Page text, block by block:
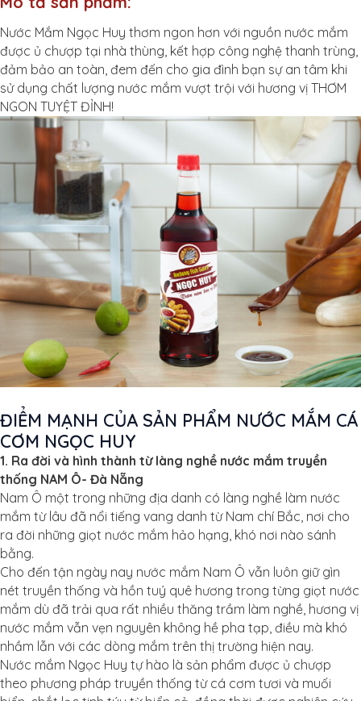
Nước Mắm Ngọc Huy thơm ngon hơn với nguồn nước mắm
được ủ chượp tại nhà thùng, kết hợp công nghệ thanh trùng,
đảm bảo an toàn, đem đến cho gia đình bạn sự an tâm khi
sử dụng chất lượng nước mắm vượt trội với hương vị THƠM
NGON TUYỆT ĐỈNH!
ĐIỂM MẠNH CỦA SẢN PHẨM NƯỚC MẮM CÁ
CƠM NGỌC HUY
1. Ra đời và hình thành từ làng nghề nước mắm truyền
thống NAM Ô- Đà Nẵng
Nam Ô một trong những địa danh có làng nghề làm nước
mắm từ lâu đã nổi tiếng vang danh từ Nam chí Bắc, nơi cho
ra đời những giọt nước mắm hảo hạng, khó nơi nào sánh
bằng.
Cho đến tận ngày nay nước mắm Nam Ô vẫn luôn giữ gìn
nét truyền thống và hồn tuý quê hương trong từng giọt nước
mắm dù đã trải qua rất nhiều thăng trầm làm nghề, hương vị
nước mắm vẫn vẹn nguyên không hề pha tạp, điều mà khó
nhầm lẫn với các dòng mắm trên thị trường hiện nay.
Nước mắm Ngọc Huy tự hào là sản phẩm được ủ chượp
theo phương pháp truyền thống từ cá cơm tươi và muối